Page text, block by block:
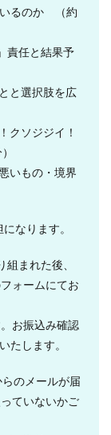
るのか （約
責任と結果予
と選択肢を広
ソジジイ！
いもの・境界
なります。
まれた後、
ォームにてお
お振込み確認
たします。
のメールが届
ていないかご